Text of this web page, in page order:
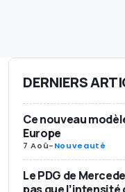
DERNIERS
Ce nouveau
Europe
7 Aoû-Nouveauté
Le PDG de